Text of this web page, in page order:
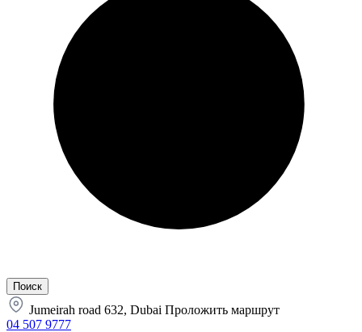
Jumeirah road 632, Dubai Проложить маршрут
04 507 9777